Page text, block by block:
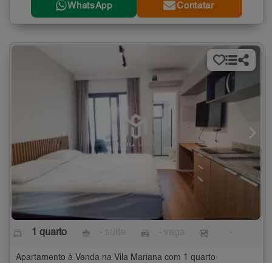
WhatsApp Contatar
1 quarto
Apartamento à Venda na Vila Mariana com 1 quarto